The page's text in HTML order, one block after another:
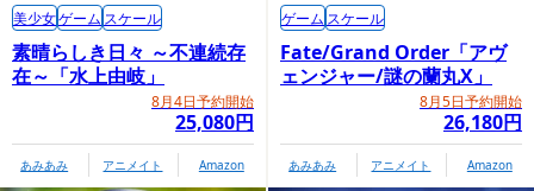
素晴らしき日々 ～不連続存
在～「水上由岐」
8月4日予約開始
25,080円
美少女ゲーム スケール
あみあみ アニメイト Amazon
Fate/Grand Order「アヴ
ェンジャー/謎の蘭丸X」
8月5日予約開始
26,180円
ゲーム スケール
あみあみ アニメイト Amazon